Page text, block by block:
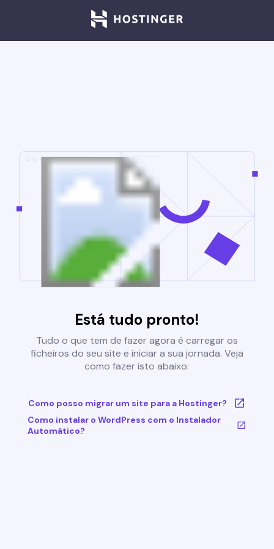
Está tudo pronto!
Tudo o que tem de fazer agora é carregar os
ficheiros do seu site e iniciar a sua jornada. Veja
como fazer isto abaixo:
Como posso migrar um site para a Hostinger?
Como instalar o WordPress com o Instalador
Automático?